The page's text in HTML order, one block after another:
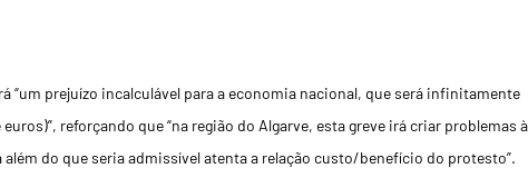
“um prejuízo incalculável para a economia nacional, que será infinitamente
reforçando que “na região do Algarve, esta greve irá criar problemas à
do que seria admissível atenta a relação custo/benefício do protesto”.